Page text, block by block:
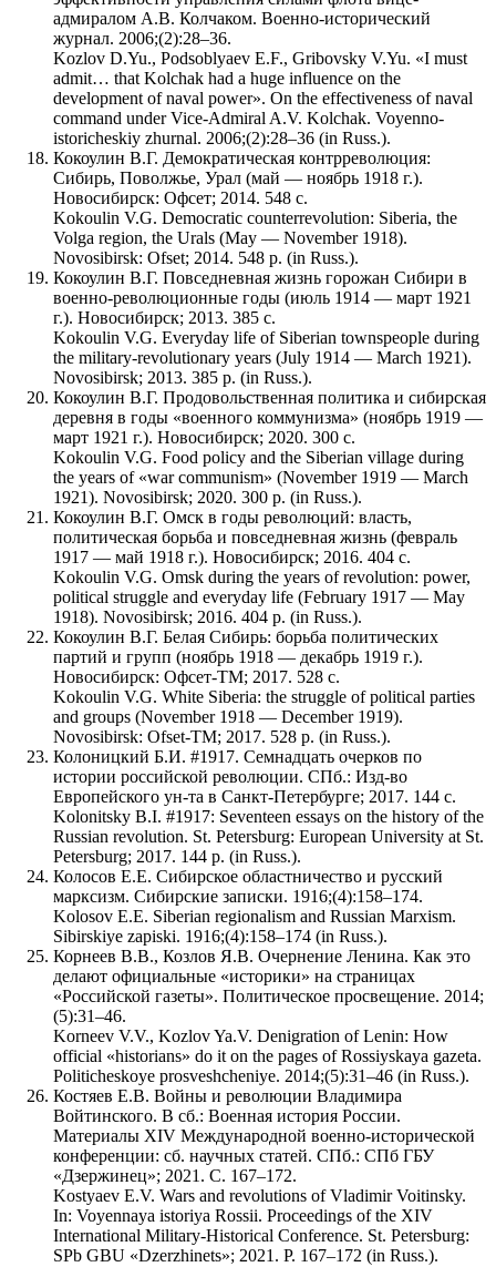
адмиралом А.В. Колчаком. Военно-исторический
журнал. 2006;(2):28–36.
Kozlov D.Yu., Podsoblyaev E.F., Gribovsky V.Yu. «I must
admit… that Kolchak had a huge influence on the
development of naval power». On the effectiveness of naval
command under Vice-Admiral A.V. Kolchak. Voyenno-
istoricheskiy zhurnal. 2006;(2):28–36 (in Russ.).
Кокоулин В.Г. Демократическая контрреволюция:
Сибирь, Поволжье, Урал (май — ноябрь 1918 г.).
Новосибирск: Офсет; 2014. 548 с.
Kokoulin V.G. Democratic counterrevolution: Siberia, the
Volga region, the Urals (May — November 1918).
Novosibirsk: Ofset; 2014. 548 p. (in Russ.).
Кокоулин В.Г. Повседневная жизнь горожан Сибири в
военно-революционные годы (июль 1914 — март 1921
г.). Новосибирск; 2013. 385 с.
Kokoulin V.G. Everyday life of Siberian townspeople during
the military-revolutionary years (July 1914 — March 1921).
Novosibirsk; 2013. 385 p. (in Russ.).
Кокоулин В.Г. Продовольственная политика и сибирская
деревня в годы «военного коммунизма» (ноябрь 1919 —
март 1921 г.). Новосибирск; 2020. 300 с.
Kokoulin V.G. Food policy and the Siberian village during
the years of «war communism» (November 1919 — March
1921). Novosibirsk; 2020. 300 p. (in Russ.).
Кокоулин В.Г. Омск в годы революций: власть,
политическая борьба и повседневная жизнь (февраль
1917 — май 1918 г.). Новосибирск; 2016. 404 с.
Kokoulin V.G. Omsk during the years of revolution: power,
political struggle and everyday life (February 1917 — May
1918). Novosibirsk; 2016. 404 p. (in Russ.).
Кокоулин В.Г. Белая Сибирь: борьба политических
партий и групп (ноябрь 1918 — декабрь 1919 г.).
Новосибирск: Офсет-ТМ; 2017. 528 с.
Kokoulin V.G. White Siberia: the struggle of political parties
and groups (November 1918 — December 1919).
Novosibirsk: Ofset-TM; 2017. 528 p. (in Russ.).
Колоницкий Б.И. #1917. Семнадцать очерков по
истории российской революции. СПб.: Изд-во
Европейского ун-та в Санкт-Петербурге; 2017. 144 с.
Kolonitsky B.I. #1917: Seventeen essays on the history of the
Russian revolution. St. Petersburg: European University at St.
Petersburg; 2017. 144 p. (in Russ.).
Колосов Е.Е. Сибирское областничество и русский
марксизм. Сибирские записки. 1916;(4):158–174.
Kolosov E.E. Siberian regionalism and Russian Marxism.
Sibirskiye zapiski. 1916;(4):158–174 (in Russ.).
Корнеев В.В., Козлов Я.В. Очернение Ленина. Как это
делают официальные «историки» на страницах
«Российской газеты». Политическое просвещение. 2014;
(5):31–46.
Korneev V.V., Kozlov Ya.V. Denigration of Lenin: How
official «historians» do it on the pages of Rossiyskaya gazeta.
Politicheskoye prosveshcheniye. 2014;(5):31–46 (in Russ.).
Костяев Е.В. Войны и революции Владимира
Войтинского. В сб.: Военная история России.
Материалы XIV Международной военно-исторической
конференции: сб. научных статей. СПб.: СПб ГБУ
«Дзержинец»; 2021. С. 167–172.
Kostyaev E.V. Wars and revolutions of Vladimir Voitinsky.
In: Voyennaya istoriya Rossii. Proceedings of the XIV
International Military-Historical Conference. St. Petersburg:
SPb GBU «Dzerzhinets»; 2021. P. 167–172 (in Russ.).